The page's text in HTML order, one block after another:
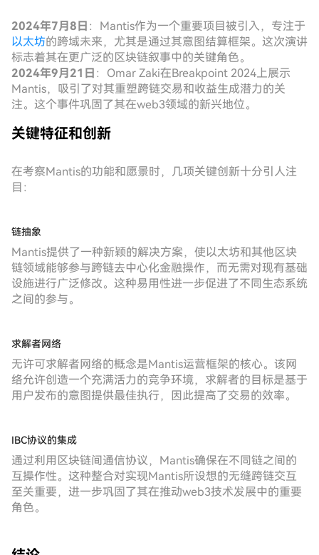
2024年7月8日 ：Mantis作为一个重要项目被引入，专注于
以太坊的跨域未来，尤其是通过其意图结算框架。这次演讲
标志着其在更广泛的区块链叙事中的关键角色。
2024年9月21日 ：Omar Zaki在Breakpoint 2024上展示
Mantis，吸引了对其重塑跨链交易和收益生成潜力的关
注。这个事件巩固了其在web3领域的新兴地位。
关键特征和创新
在考察Mantis的功能和愿景时，几项关键创新十分引人注
目：
链抽象
Mantis提供了一种新颖的解决方案，使以太坊和其他区块
链领域能够参与跨链去中心化金融操作，而无需对现有基础
设施进行广泛修改。这种易用性进一步促进了不同生态系统
之间的参与。
求解者网络
无许可求解者网络的概念是Mantis运营框架的核心。该网
络允许创造一个充满活力的竞争环境，求解者的目标是基于
用户发布的意图提供最佳执行，因此提高了交易的效率。
IBC协议的集成
通过利用区块链间通信协议，Mantis确保在不同链之间的
互操作性。这种整合对实现Mantis所设想的无缝跨链交互
至关重要，进一步巩固了其在推动web3技术发展中的重要
角色。